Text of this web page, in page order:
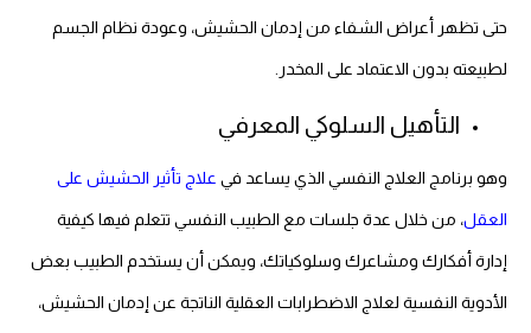
حتى تظهر أعراض الشفاء من إدمان الحشيش، وعودة نظام الجسم
لطبيعته بدون الاعتماد على المخدر.
التأهيل السلوكي المعرفي
وهو برنامج العلاج النفسي الذي يساعد في علاج تأثير الحشيش على
العقل، من خلال عدة جلسات مع الطبيب النفسي تتعلم فيها كيفية
إدارة أفكارك ومشاعرك وسلوكياتك، ويمكن أن يستخدم الطبيب بعض
الأدوية النفسية لعلاج الاضطرابات العقلية الناتجة عن إدمان الحشيش،